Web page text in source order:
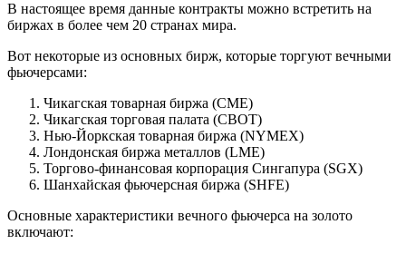
В настоящее время данные контракты можно встретить на
биржах в более чем 20 странах мира.
Вот некоторые из основных бирж, которые торгуют вечными
фьючерсами:
Чикагская товарная биржа (CME)
Чикагская торговая палата (CBOT)
Нью-Йоркская товарная биржа (NYMEX)
Лондонская биржа металлов (LME)
Торгово-финансовая корпорация Сингапура (SGX)
Шанхайская фьючерсная биржа (SHFE)
Основные характеристики вечного фьючерса на золото
включают: